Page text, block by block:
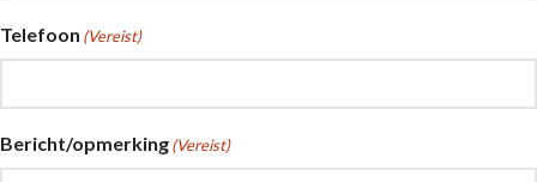
Telefoon (Vereist)
Bericht/opmerking(Vereist)